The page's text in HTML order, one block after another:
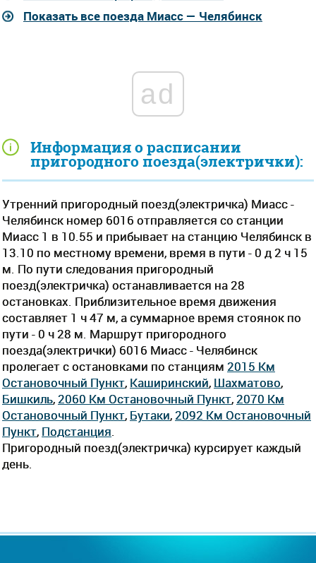
Информация о расписании
пригородного поезда(электрички):
Утренний пригородный поезд(электричка) Миасс -
Челябинск номер 6016 отправляется со станции
Миасс 1 в 10.55 и прибывает на станцию Челябинск в
13.10 по местному времени, время в пути - 0 д 2 ч 15
м. По пути следования пригородный
поезд(электричка) останавливается на 28
остановках. Приблизительное время движения
составляет 1 ч 47 м, а суммарное время стоянок по
пути - 0 ч 28 м. Маршрут пригородного
поезда(электрички) 6016 Миасс - Челябинск
пролегает c остановками по станциям 2015 Км
Остановочный Пункт, Каширинский, Шахматово,
Бишкиль,2060 Км Остановочный Пункт,2070 Км
Остановочный Пункт, Бутаки,2092 Км Остановочный
Пункт, Подстанция
Пригородный поезд(электричка) курсирует каждый
день.
Показать все поезда Миасс — Челябинск
ad